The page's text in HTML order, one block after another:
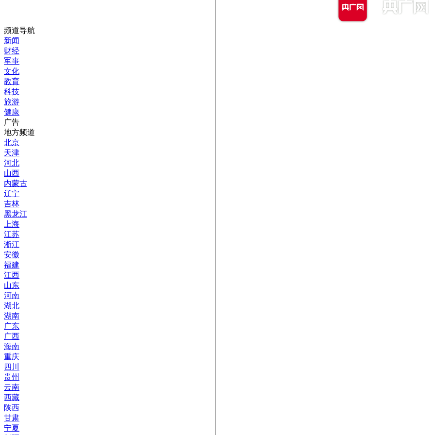
频道导航
新闻
财经
军事
文化
教育
科技
旅游
健康
广告
地方频道
北京
天津
河北
山西
内蒙古
辽宁
吉林
黑龙江
上海
江苏
淅江
安徽
福建
江西
山东
河南
湖北
湖南
广东
广西
海南
重庆
四川
贵州
云南
西藏
陕西
甘肃
宁夏